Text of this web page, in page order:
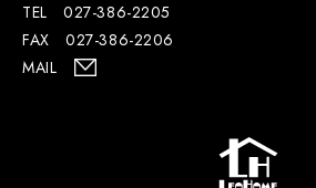
TEL 027-386-2205
FAX 027-386-2206
MAIL